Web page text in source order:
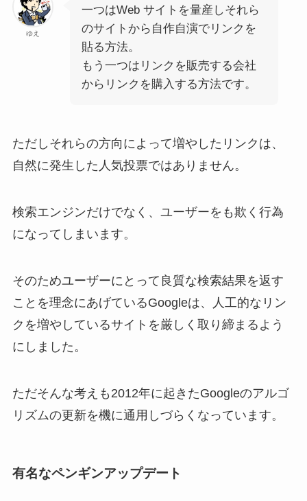
ゆえ
一つはWeb サイトを量産しそれら
のサイトから自作自演でリンクを
貼る方法。
もう一つはリンクを販売する会社
からリンクを購入する方法です。
ただしそれらの方向によって増やしたリンクは、
自然に発生した人気投票ではありません。
検索エンジンだけでなく、ユーザーをも欺く行為
になってしまいます。
そのためユーザーにとって良質な検索結果を返す
ことを理念にあげているGoogleは、人工的なリン
クを増やしているサイトを厳しく取り締まるよう
にしました。
ただそんな考えも2012年に起きたGoogleのアルゴ
リズムの更新を機に通用しづらくなっています。
有名なペンギンアップデート